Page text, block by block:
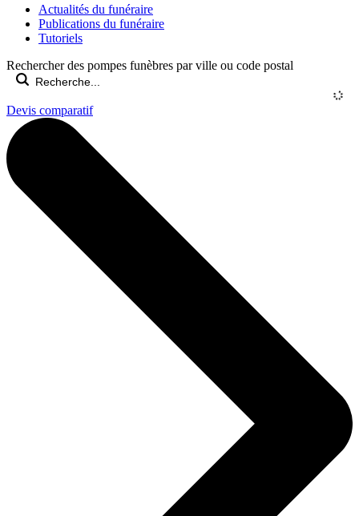
Actualités du funéraire
Publications du funéraire
Tutoriels
Rechercher des pompes funèbres par ville ou code postal
Devis comparatif